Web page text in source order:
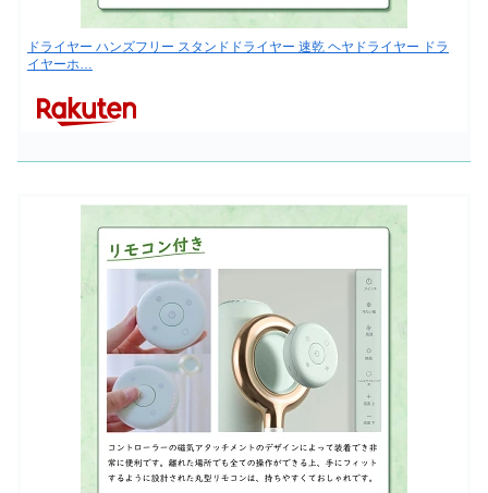
ドライヤー ハンズフリー スタンドドライヤー 速乾 ヘヤドライヤー ドラ
イヤーホ…